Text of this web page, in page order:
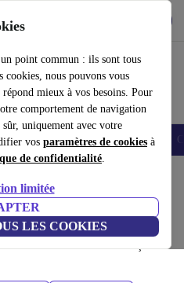
point commun : ils sont tous
nous pouvons vous
mieux à vos besoins. Pour
comportement de navigation
uniquement avec votre
vos paramètres de cookies à
de confidentialité.
limitée
LES COOKIES
Montres connectées Accessoires
de 300€ – économisez jusqu'à
de 12 mois. Achetez de façon